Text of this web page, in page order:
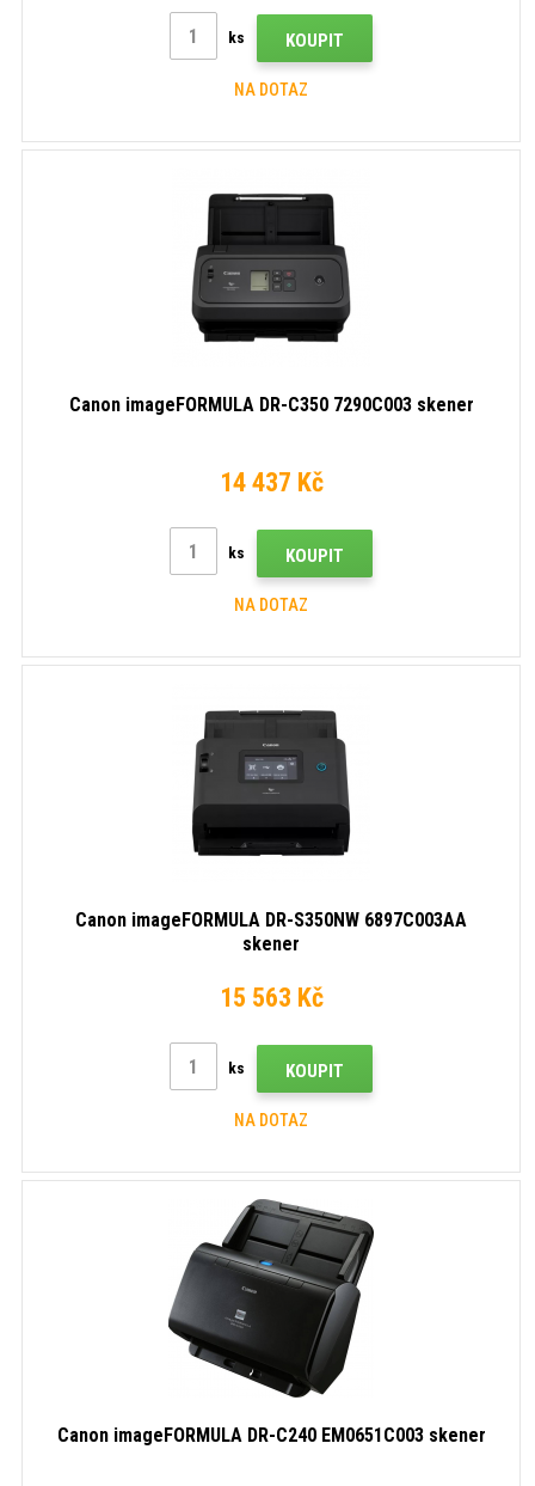
ks KOUPIT
NA DOTAZ
Canon imageFORMULA DR-C350 7290C003 skener
14 437 Kč
ks KOUPIT
NA DOTAZ
Canon imageFORMULA DR-S350NW 6897C003AA
skener
15 563 Kč
ks KOUPIT
NA DOTAZ
Canon imageFORMULA DR-C240 EM0651C003 skener